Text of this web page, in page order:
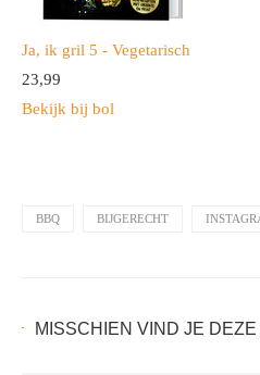
Ja, ik gril 5 - Vegetarisch
23,99
Bekijk bij bol
BBQ BIJGERECHT
MISSCHIEN VIND JE